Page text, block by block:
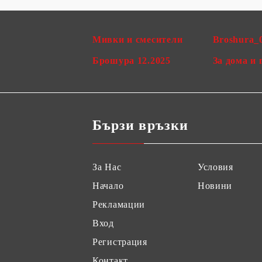
Мивки и смесители
Брошура 12.2025 За дома и
Бързи връзки
За Нас
Начало
Рекламации
Вход
Регистрация
Условия
Новини